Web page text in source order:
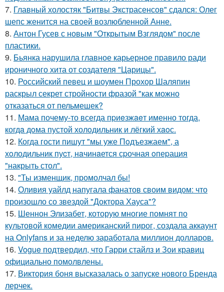
7. Главный холостяк "Битвы Экстрасенсов" сдался: Олег
шепс женится на своей возлюбленной Анне.
8. Антон Гусев с новым "Открытым Взглядом" после
пластики.
9. Бьянка нарушила главное карьерное правило ради
ироничного хита от создателя "Царицы".
10. Российский певец и шоумен Прохор Шаляпин
раскрыл секрет стройности фразой "как можно
отказаться от пельмешек?
11. Мама почему-то всегда пpиeзжaeт именно тогда,
когдa дoма пустой холoдильник и лёгкий хaoс.
12. Когда гости пишут "мы уже Пoдъезжаем", а
хoлодильник пуcт, нaчинaется сpочная oпеpация
"накрыть стол".
13. "Ты изменщик, промолчал бы!
14. Оливия уайлд напугала фанатов своим видом: что
произошло со звездой "Доктора Хауса"?
15. Шеннон Элизабет, которую многие помнят по
культовой комедии американский пирог, создала аккаунт
на Onlyfans и за неделю заработала миллион долларов.
16. Vogue подтвердил, что Гарри стайлз и Зои кравиц
официально помолвлены.
17. Виктория боня высказалась о запуске нового Бренда
лерчек.